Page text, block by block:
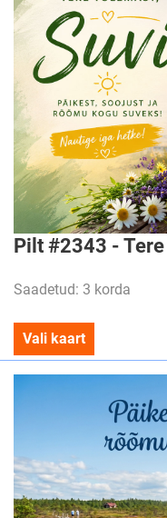
Pilt #2343 -
Saadetud: 3 korda
Vali kaart